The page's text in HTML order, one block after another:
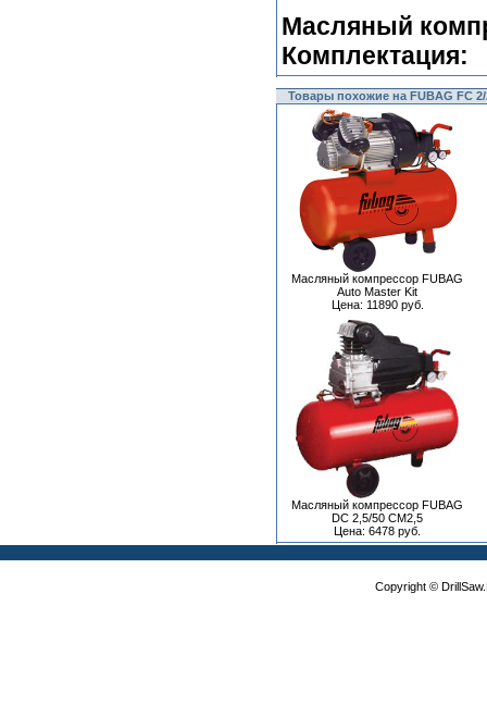
Масляный
Комплектация:
Товары похожие на FUBAG FC 2/
Масляный компрессор FUBAG
Auto Master Kit
Цена: 11890 руб.
Масляный компрессор FUBAG
DC 2,5/50 CM2,5
Цена: 6478 руб.
Copyright ©